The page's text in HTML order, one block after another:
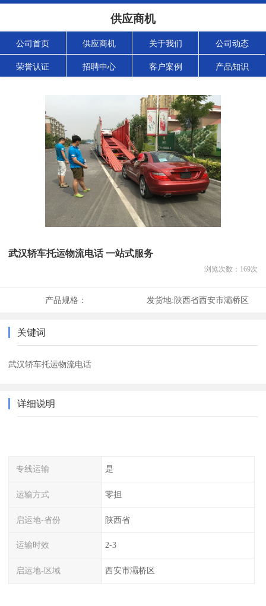
供应商机
公司首页 供应商机 关于我们 公司动态
荣誉认证 招聘中心 客户案例 产品知识
武汉轿车托运物流电话 一站式服务
浏览次数： 169次
产品规格： 发货地:陕西省西安市灞桥区
关键词
武汉轿车托运物流电话
详细说明
专线运输 是
运输方式 零担
启运地-省份 陕西省
运输时效 2-3
启运地-区域 西安市灞桥区